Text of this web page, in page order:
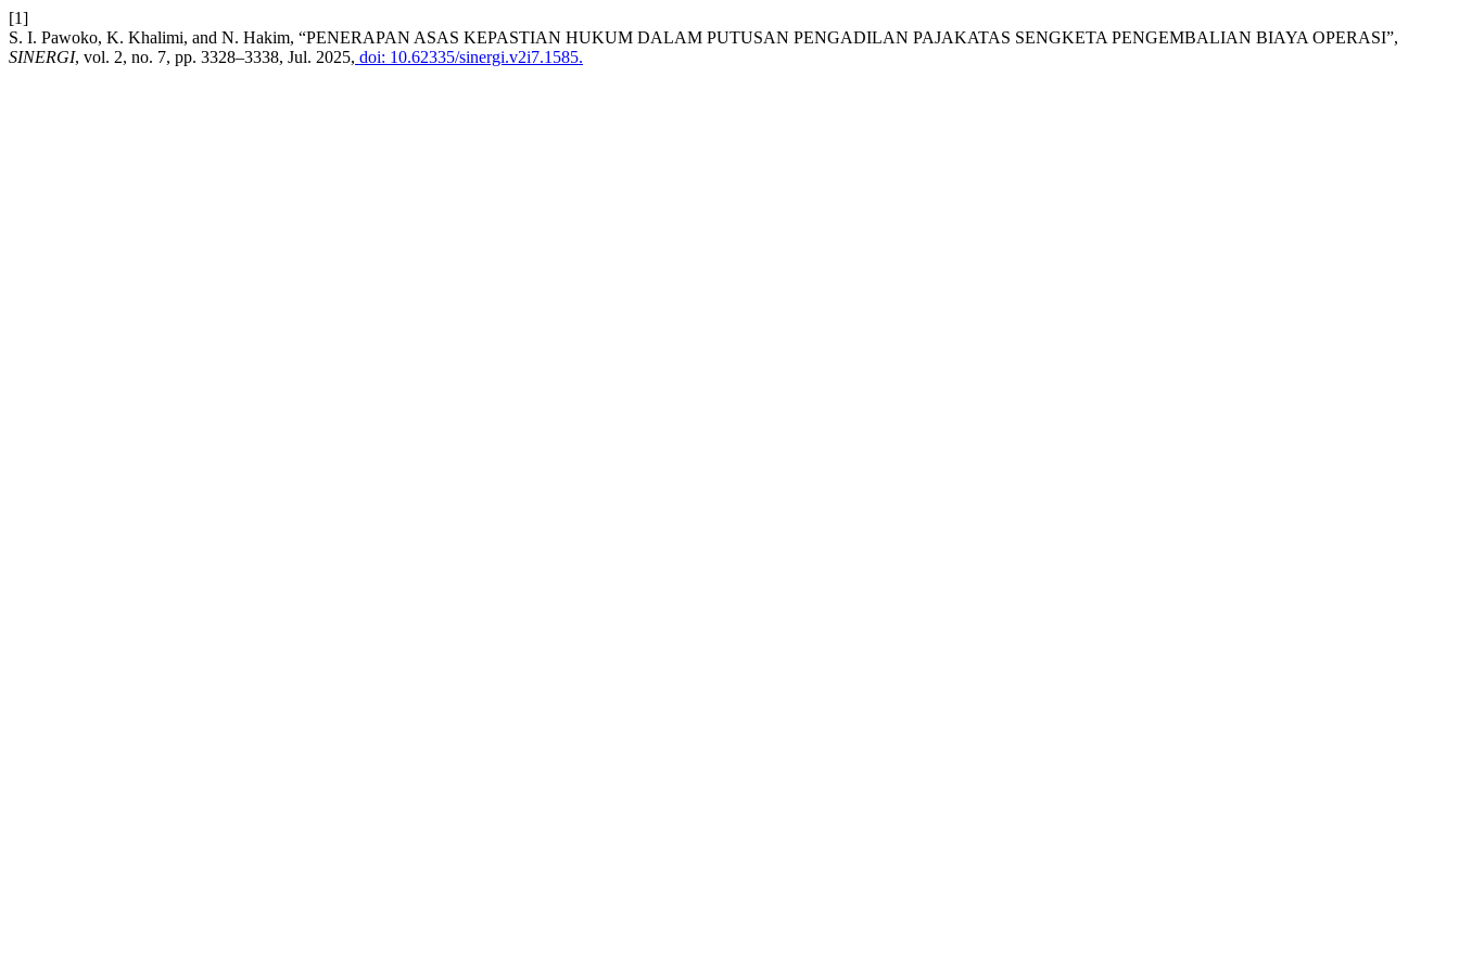
[1]
S. I. Pawoko, K. Khalimi, and N. Hakim, “PENERAPAN ASAS KEPASTIAN HUKUM DALAM PUTUSAN PENGADILAN PAJAKATAS SENGKETA PENGEMBALIAN BIAYA OPERASI”,
SINERGI, vol. 2, no. 7, pp. 3328–3338, Jul. 2025, doi: 10.62335/sinergi.v2i7.1585.